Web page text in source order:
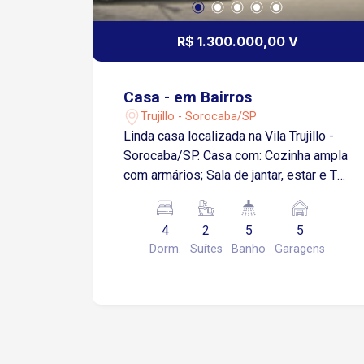
R$ 1.300.000,00 V
Casa - em Bairros
Trujillo - Sorocaba/SP
Linda casa localizada na Vila Trujillo -
Sorocaba/SP. Casa com: Cozinha ampla
com armários; Sala de jantar, estar e TV;
closet, hidro, armários e sacada; 02
Suíte com armários e sacada; Lavabo;
Área de serviço com armários; Área
4
Dorm.
2
Suítes
5
Banho
5
Garagens